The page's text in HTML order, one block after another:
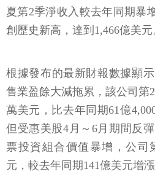
夏第2季淨收入較去年同期暴
創歷史新高，達到1,466億美元
根據發布的最新財報數據顯
售業盈餘大減拖累，該公司第
萬美元，比去年同期61億
但受惠美股4月～6月期間反
票投資組合價值暴增，公司
元，較去年同期141億美元增漲